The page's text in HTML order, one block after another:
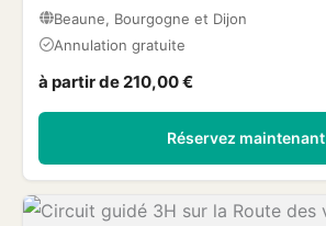
Beaune, Bourgogne et Dijon
Annulation gratuite
à partir de 210,00 €
Réservez maintenant